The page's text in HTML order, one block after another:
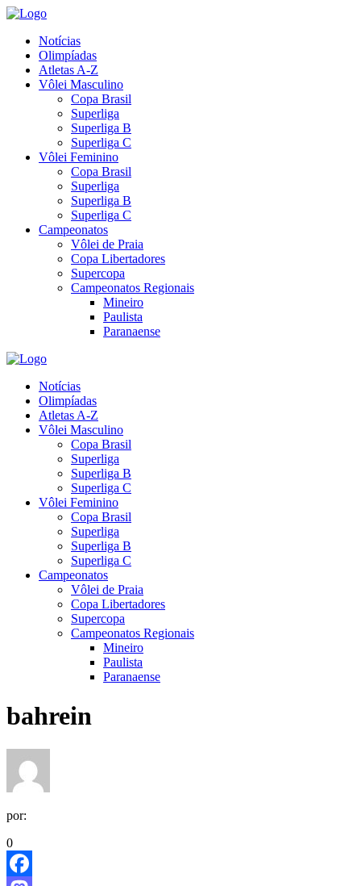
Notícias
Olimpíadas
Atletas A-Z
Vôlei Masculino
Copa Brasil
Superliga
Superliga B
Superliga C
Vôlei Feminino
Copa Brasil
Superliga
Superliga B
Superliga C
Campeonatos
Vôlei de Praia
Copa Libertadores
Supercopa
Campeonatos Regionais
Mineiro
Paulista
Paranaense
Notícias
Olimpíadas
Atletas A-Z
Vôlei Masculino
Copa Brasil
Superliga
Superliga B
Superliga C
Vôlei Feminino
Copa Brasil
Superliga
Superliga B
Superliga C
Campeonatos
Vôlei de Praia
Copa Libertadores
Supercopa
Campeonatos Regionais
Mineiro
Paulista
Paranaense
bahrein
por:
0